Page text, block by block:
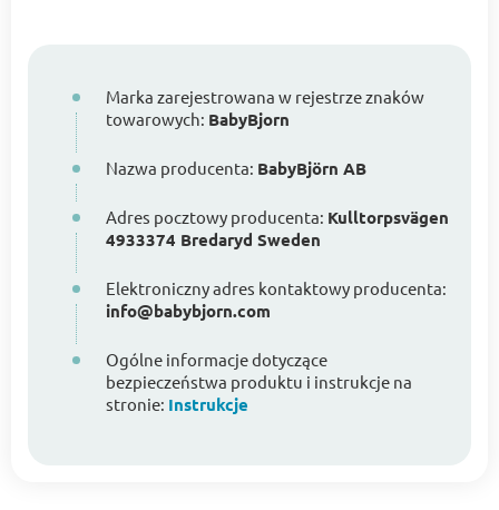
Marka zarejestrowana w rejestrze znaków
towarowych: BabyBjorn
Nazwa producenta: BabyBjörn AB
Adres pocztowy producenta: Kulltorpsvägen
4933374 Bredaryd Sweden
Elektroniczny adres kontaktowy producenta:
info@babybjorn.com
Ogólne informacje dotyczące
bezpieczeństwa produktu i instrukcje na
stronie: Instrukcje